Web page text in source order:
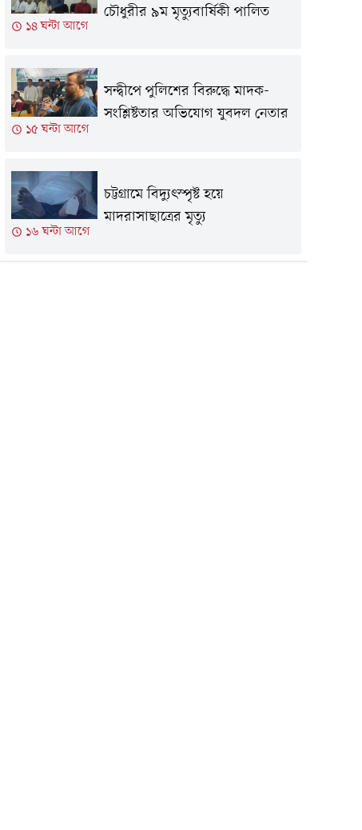
১৪ ঘন্টা আগে
চৌধুরীর ৯ম মৃত্যুবার্ষিকী পালিত
১৫ ঘন্টা আগে
সন্দ্বীপে পুলিশের বিরুদ্ধে মাদক-
সংশ্লিষ্টতার অভিযোগ যুবদল নেতার
১৬ ঘন্টা আগে
চট্টগ্রামে বিদ্যুৎস্পৃষ্ট হয়ে
মাদরাসাছাত্রের মৃত্যু